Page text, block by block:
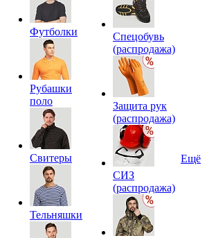
Футболки
Рубашки
поло
Свитеры
Тельняшки
Спецобувь
(распродажа)
Защита рук
(распродажа)
СИЗ
(распродажа)
Ещё